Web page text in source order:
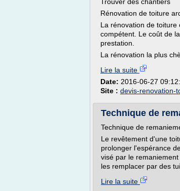
Rénovation de toiture
La rénovation de
compétent. Le coût de
prestation.
La rénovation la plus
Lire la suite
Date: 2016-06-27
Site : devis-renovation-
Technique de
Technique de
Le revêtement d'une
prolonger l'espérance
visé par le
les remplacer par des
Lire la suite